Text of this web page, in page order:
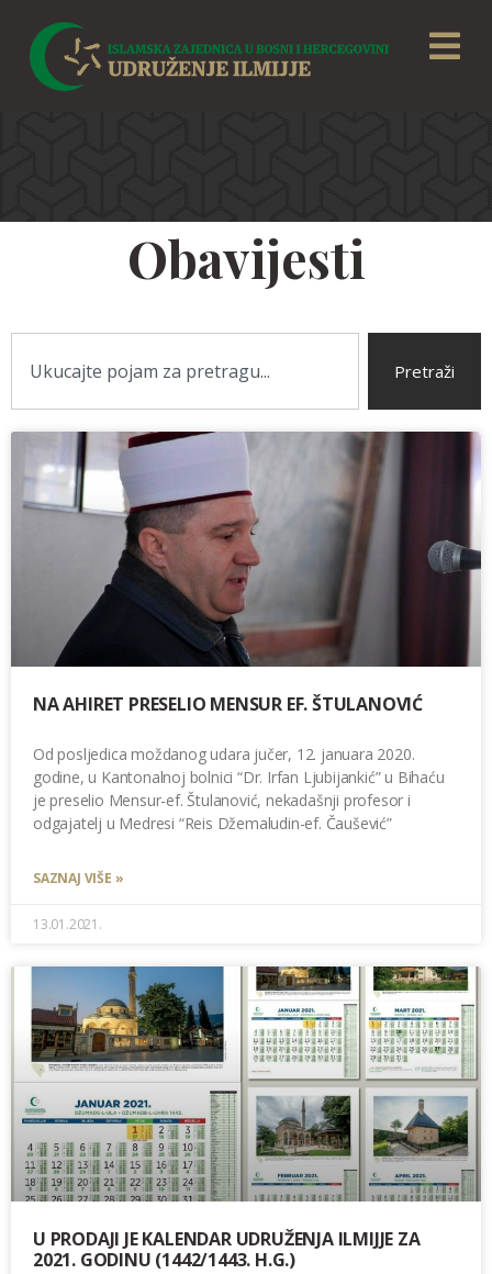
Obavijesti
Pretraži
NA AHIRET PRESELIO MENSUR EF. ŠTULANOVIĆ
Od posljedica moždanog udara jučer, 12. januara 2020.
godine, u Kantonalnoj bolnici “Dr. Irfan Ljubijankić” u Bihaću
je preselio Mensur-ef. Štulanović, nekadašnji profesor i
odgajatelj u Medresi “Reis Džemaludin-ef. Čaušević”
SAZNAJ VIŠE »
13.01.2021.
U PRODAJI JE KALENDAR UDRUŽENJA ILMIJJE ZA
2021. GODINU (1442/1443. H.G.)